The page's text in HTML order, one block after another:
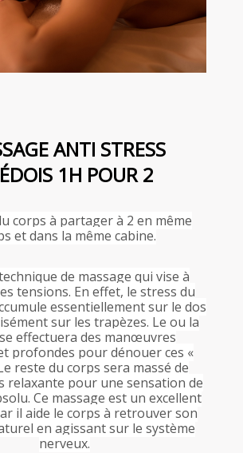
ANTI STRESS
1H POUR 2
corps à partager à 2 en même
et dans la même cabine.
de massage qui vise à
tensions. En effet, le stress du
essentiellement sur le dos
sur les trapèzes. Le ou la
effectuera des manœuvres
profondes pour dénouer ces «
reste du corps sera massé de
relaxante pour une sensation de
Ce massage est un excellent
il aide le corps à retrouver son
en agissant sur le système
nerveux.